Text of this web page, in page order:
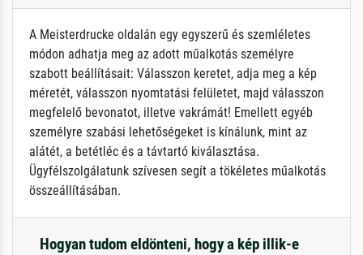
A Meisterdrucke oldalán egy egyszerű és szemléletes
módon adhatja meg az adott műalkotás személyre
szabott beállításait: Válasszon keretet, adja meg a kép
méretét, válasszon nyomtatási felületet, majd válasszon
megfelelő bevonatot, illetve vakrámát! Emellett egyéb
személyre szabási lehetőségeket is kínálunk, mint az
alátét, a betétléc és a távtartó kiválasztása.
Ügyfélszolgálatunk szívesen segít a tökéletes műalkotás
összeállításában.
Hogyan tudom eldönteni, hogy a kép illik-e